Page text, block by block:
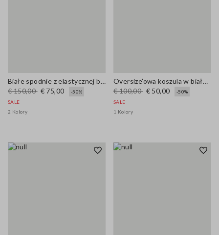
Białe spodnie z elastycznej bawełny o prostym kroju
€ 150,00 € 75,00
-50%
SALE
2 Kolory
Oversize’owa koszula w biało-niebieskie paski z mieszanki wiskozy
€ 100,00 € 50,00
-50%
SALE
1 Kolory